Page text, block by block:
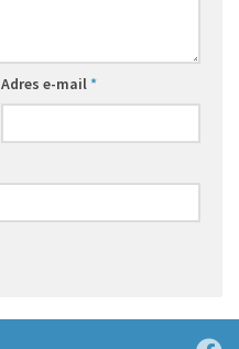
Adres e-mail*